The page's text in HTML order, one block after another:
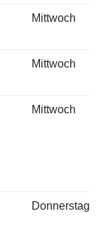
Mittwoch
Mittwoch
Mittwoch
Donnerstag